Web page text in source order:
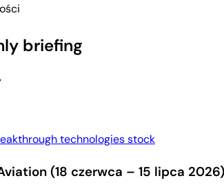
briefing
technologies stock
(18 czerwca – 15 lipca 2026)